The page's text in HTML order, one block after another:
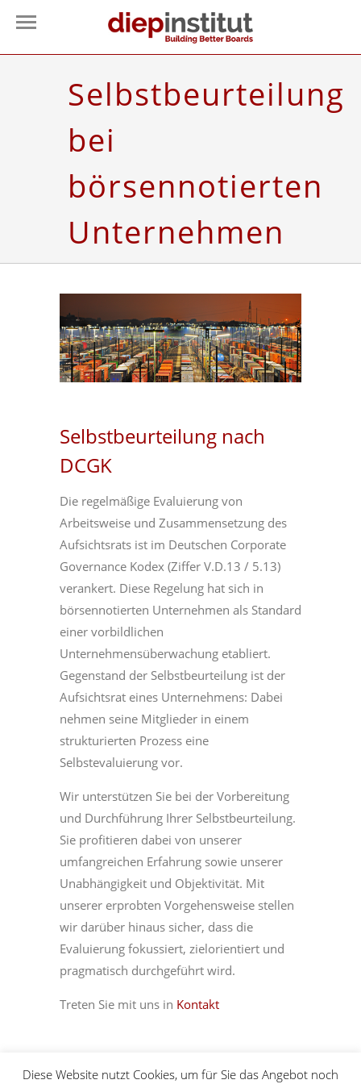
Selbstbeurteilung
bei
börsennotierten
Unternehmen
Selbstbeurteilung nach
DCGK
Die regelmäßige Evaluierung von
Arbeitsweise und Zusammensetzung des
Aufsichtsrats ist im Deutschen Corporate
Governance Kodex (Ziffer V.D.13 / 5.13)
verankert. Diese Regelung hat sich in
börsennotierten Unternehmen als Standard
einer vorbildlichen
Unternehmensüberwachung etabliert.
Gegenstand der Selbstbeurteilung ist der
Aufsichtsrat eines Unternehmens: Dabei
nehmen seine Mitglieder in einem
strukturierten Prozess eine
Selbstevaluierung vor.
Wir unterstützen Sie bei der Vorbereitung
und Durchführung Ihrer Selbstbeurteilung.
Sie profitieren dabei von unserer
umfangreichen Erfahrung sowie unserer
Unabhängigkeit und Objektivität. Mit
unserer erprobten Vorgehensweise stellen
wir darüber hinaus sicher, dass die
Evaluierung fokussiert, zielorientiert und
pragmatisch durchgeführt wird.
Treten Sie mit uns in Kontakt
Diese Website nutzt Cookies, um für Sie das Angebot noch